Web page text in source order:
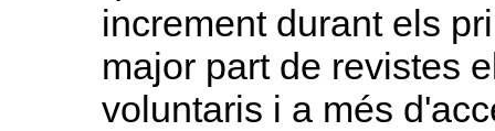
increment durant els
major part de revistes
voluntaris i a més